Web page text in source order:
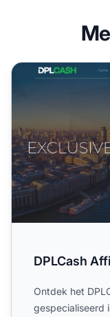
DPLCash Affiliate
DPLCash
Ontdek het
gespecialiseerd